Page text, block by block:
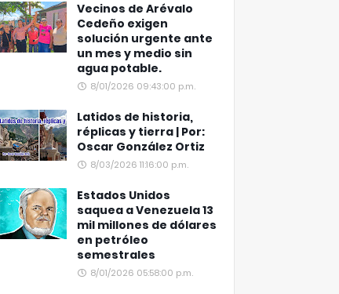
Vecinos de Arévalo
Cedeño exigen
solución urgente ante
un mes y medio sin
agua potable.
8/01/2026 09:43:00 p.m.
Latidos de historia,
réplicas y tierra | Por:
Oscar González Ortiz
8/03/2026 11:16:00 p.m.
Estados Unidos
saquea a Venezuela 13
mil millones de dólares
en petróleo
semestrales
8/01/2026 05:58:00 p.m.